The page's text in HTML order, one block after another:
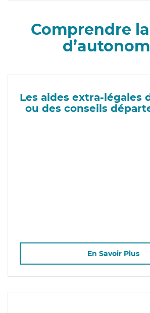
Comprendre
Les aides extra-légales
ou des conseils
En Savoir Plus